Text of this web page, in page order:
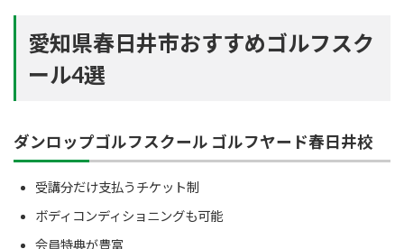
愛知県春日井市おすすめゴルフスク
ール4選
ダンロップゴルフスクール ゴルフヤード春日井校
受講分だけ支払うチケット制
ボディコンディショニングも可能
会員特典が豊富